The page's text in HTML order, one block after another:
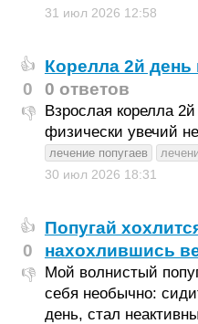
31 июл 2026 12:58
👍
0
👎
Корелла 2й день
0 ответов
Взрослая корелла
физически увечий
лечение попугаев
30 июл 2026 18:31
👍
0
👎
Попугай
нахохлившись
Мой волнистый
себя необычно:
день, стал